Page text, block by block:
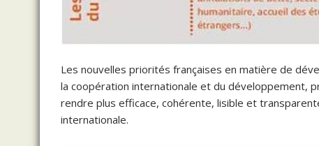
Les nouvelles priorités françaises en matière de
la coopération internationale et du développement,
rendre plus efficace, cohérente, lisible et
internationale.